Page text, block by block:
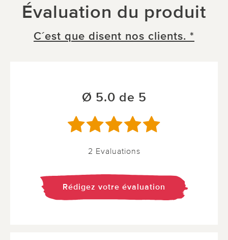
Évaluation du produit
C´est que disent nos clients. *
Ø 5.0 de 5
2 Evaluations
Rédigez votre évaluation